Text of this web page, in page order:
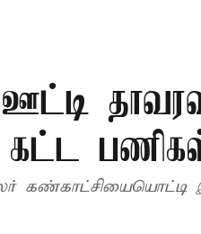
கட்ட
கண்காட்சியையொட்டி